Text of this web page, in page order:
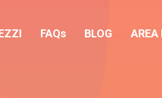
FAQs BLOG AREA